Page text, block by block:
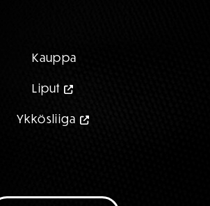
Kauppa
Liput
Ykkösliiga